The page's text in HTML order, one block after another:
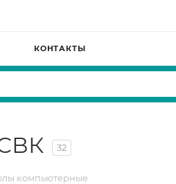
КОНТАКТЫ
32
компьютерные